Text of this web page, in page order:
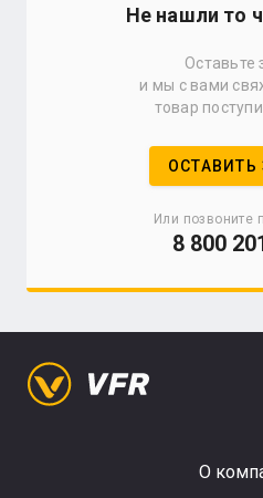
Не нашли то
Оставьте
и мы с вами
товар
ОСТАВИТЬ
Или позвоните
8 800
О